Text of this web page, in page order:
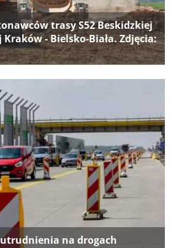
trasy S52 Beskidzkiej
- Bielsko-Biała. Zdjęcia:
na drogach